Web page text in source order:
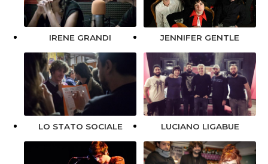
IRENE GRANDI JENNIFER GENTLE
LO STATO SOCIALE LUCIANO LIGABUE